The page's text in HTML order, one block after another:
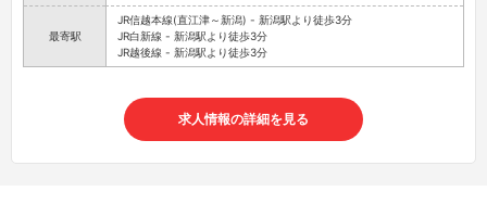
最寄駅
JR信越本線(直江津～新潟) - 新潟駅より徒歩3分
JR白新線 - 新潟駅より徒歩3分
JR越後線 - 新潟駅より徒歩3分
求人情報の詳細を見る